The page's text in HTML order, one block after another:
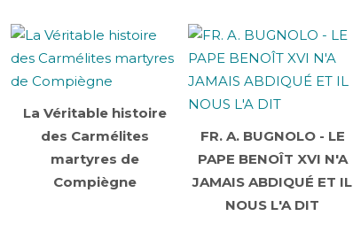
La Véritable histoire
des Carmélites
martyres de
Compiègne
FR. A. BUGNOLO - LE
PAPE BENOÎT XVI N'A
JAMAIS ABDIQUÉ ET IL
NOUS L'A DIT